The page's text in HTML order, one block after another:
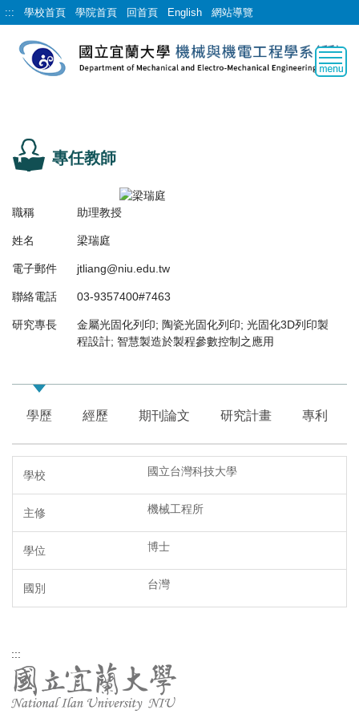
跳
到
::: 學校首頁 學院首頁 回首頁 English 網站導覽
專任教師
職稱 助理教授
姓名 梁瑞庭
電子郵件 jtliang@niu.edu.tw
聯絡電話 03-9357400#7463
研究專長
金屬光固化列印; 陶瓷光固化列印; 光固化3D列印製
程設計; 智慧製造於製程參數控制之應用
學歷 經歷 期刊論文 研究計畫 專利
國立台灣科技大學
機械工程所
博士
台灣
:::